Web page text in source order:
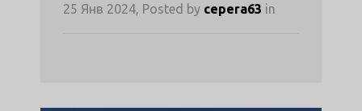
25 Янв 2024, Posted by cepera63 in